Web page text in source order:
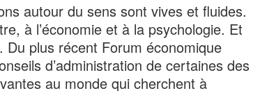
autour du sens sont vives et fluides.
à l’économie et à la psychologie. Et
plus récent Forum économique
d’administration de certaines des
au monde qui cherchent à